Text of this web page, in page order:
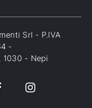
Srl - P.IVA
-
1030 - Nepi